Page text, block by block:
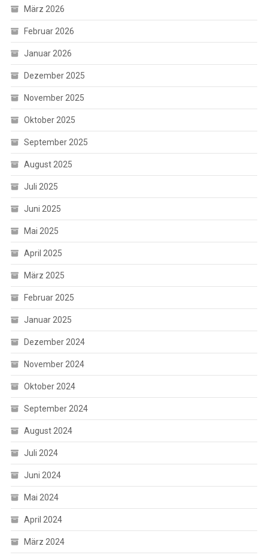
März 2026
Februar 2026
Januar 2026
Dezember 2025
November 2025
Oktober 2025
September 2025
August 2025
Juli 2025
Juni 2025
Mai 2025
April 2025
März 2025
Februar 2025
Januar 2025
Dezember 2024
November 2024
Oktober 2024
September 2024
August 2024
Juli 2024
Juni 2024
Mai 2024
April 2024
März 2024